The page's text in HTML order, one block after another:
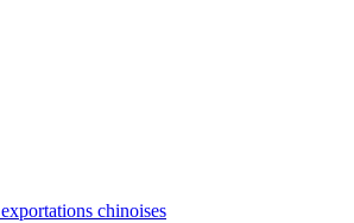
chinoises